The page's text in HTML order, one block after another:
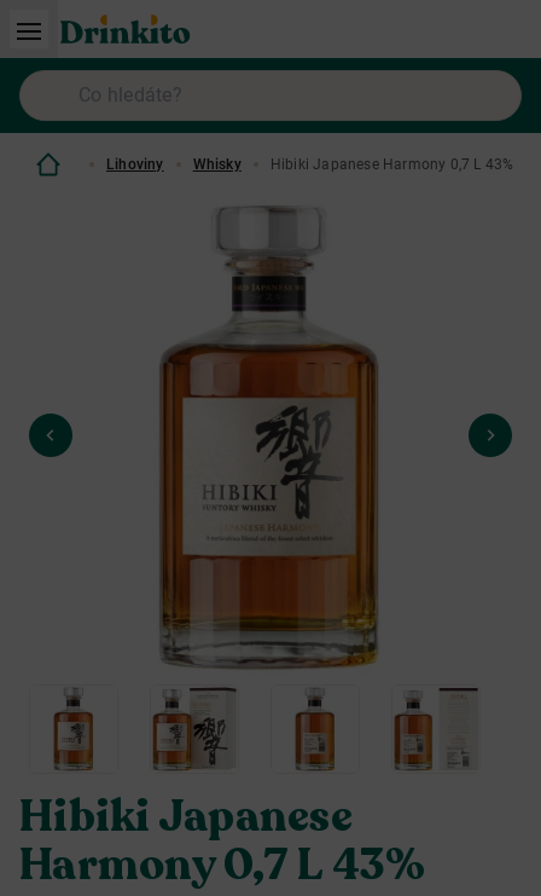
Lihoviny Whisky Hibiki Japanese Harmony 0,7 L 43%
Hibiki Japanese
Harmony 0,7 L 43%